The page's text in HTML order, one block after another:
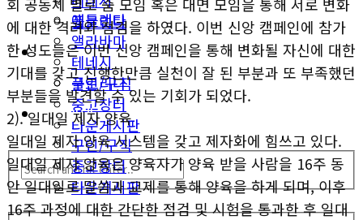
플로리다
생활안내
구인/구직
중고장터
타운게시판
애틀랜타
앨라바마
테네시
플로리다
생활안내
구인/구직
중고장터
타운게시판
에 대한 격려와 점검을 하였다. 이번 신앙 캠페인에 참가
한 성도들은 이번 신앙 캠페인을 통해 변화될 자신에 대한
기대를 갖고 진행한만큼 실천이 잘 된 부분과 또 부족했던
부분들을 발견할 수 있는 기회가 되었다.
2). 일대일 제자 양육
일대일 제자 양육 시스템을 갖고 제자화에 힘쓰고 있다.
일대일 제자 양육은 양육자가 양육 받을 사람을 16주 동
안 일대일로 말씀과 교제를 통해 양육을 하게 되며, 이후
16주 과정에 대한 간단한 점검 및 시험을 통과한 후 일대